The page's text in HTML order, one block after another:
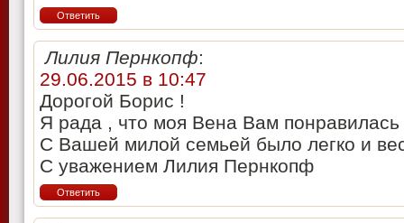
Ответить
Лилия Пернкопф:
29.06.2015 в 10:47
Дорогой Борис !
Я рада , что моя Вена Вам понравилась
С Вашей милой семьей было легко и
С уважением Лилия Пернкопф
Ответить